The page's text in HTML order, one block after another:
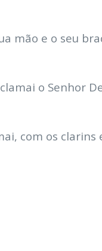
mão e o seu
o Senhor
com os